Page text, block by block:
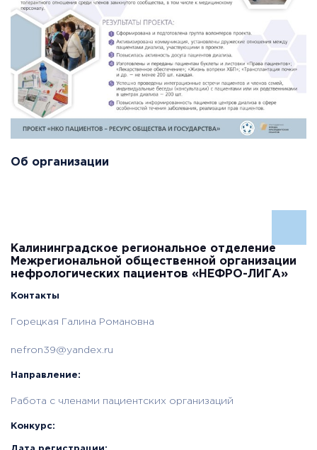
Об организации
Калининградское региональное отделение
Межрегиональной общественной организации
нефрологических пациентов «НЕФРО-ЛИГА»
Контакты
Горецкая Галина Романовна
nefron39@yandex.ru
Направление:
Работа с членами пациентских организаций
Конкурс: